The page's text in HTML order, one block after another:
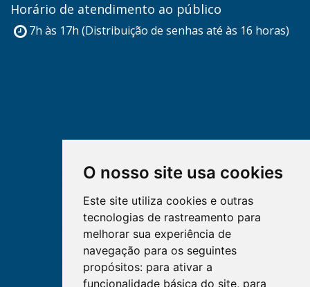
O nosso site usa cookies
Este site utiliza cookies e outras
tecnologias de rastreamento para
melhorar sua experiência de
navegação para os seguintes
propósitos: para ativar a
funcionalidade básica do site, para
Horário de atendimento ao público
7h às 17h (Distribuição de senhas até às 16 horas)